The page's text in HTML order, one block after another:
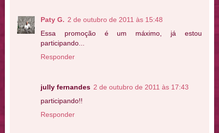
Paty G. 2 de outubro de 2011 às 15:48
Essa promoção é um máximo, já estou
participando...
Responder
jully fernandes 2 de outubro de 2011 às 17:43
participando!!
Responder